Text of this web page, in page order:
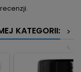
KATEGORII:
>
<